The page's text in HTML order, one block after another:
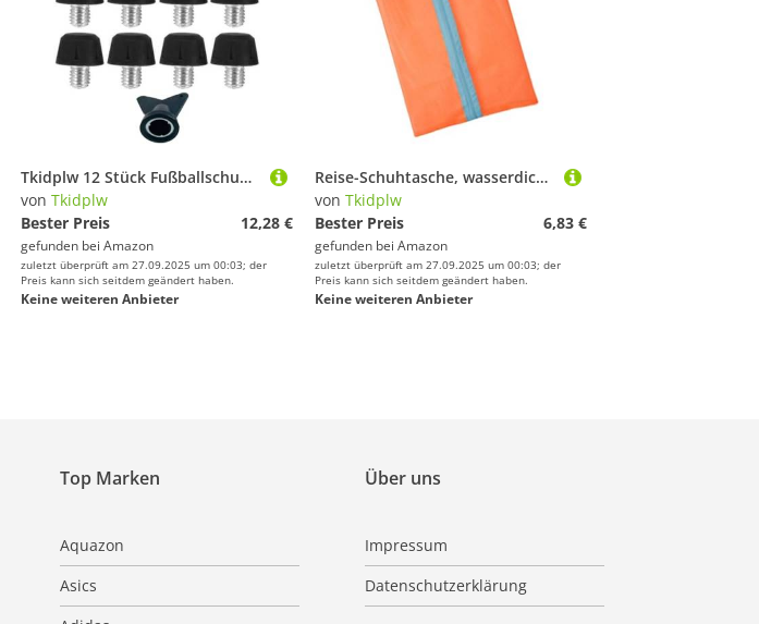
Tkidplw 12 Stück Fußballschuh-Stollen, Fußball-Spikes, 6 mm Gewinde, Stollen, Schraubstollen, langlebige Spikes
von Tkidplw
Bester Preis
12,28 €
gefunden bei Amazon
zuletzt überprüft am 27.09.2025 um 00:03; der
Preis kann sich seitdem geändert haben.
Keine weiteren Anbieter
Reise-Schuhtasche, wasserdicht, Organizer, staubdichte Aufbewahrung, Reißverschluss, Tasche für Fitnessstudio, Wandern, Camping, staubdichte Schuhe, Aufbewahrung, Organizer, wasserdicht, F
von Tkidplw
Bester Preis
6,83 €
gefunden bei Amazon
zuletzt überprüft am 27.09.2025 um 00:03; der
Preis kann sich seitdem geändert haben.
Keine weiteren Anbieter
Über uns
Impressum
Datenschutzerklärung
Top Marken
Aquazon
Asics